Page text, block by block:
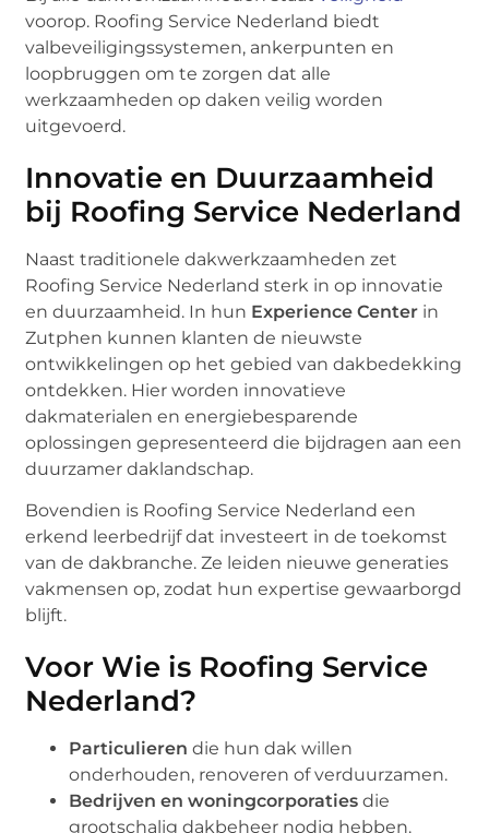
voorop. Roofing Service Nederland biedt
valbeveiligingssystemen, ankerpunten en
loopbruggen om te zorgen dat alle
werkzaamheden op daken veilig worden
uitgevoerd.
Innovatie en Duurzaamheid
bij Roofing Service Nederland
Naast traditionele dakwerkzaamheden zet
Roofing Service Nederland sterk in op innovatie
en duurzaamheid. In hun Experience Center in
Zutphen kunnen klanten de nieuwste
ontwikkelingen op het gebied van dakbedekking
ontdekken. Hier worden innovatieve
dakmaterialen en energiebesparende
oplossingen gepresenteerd die bijdragen aan een
duurzamer daklandschap.
Bovendien is Roofing Service Nederland een
erkend leerbedrijf dat investeert in de toekomst
van de dakbranche. Ze leiden nieuwe generaties
vakmensen op, zodat hun expertise gewaarborgd
blijft.
Voor Wie is Roofing Service
Nederland?
Particulieren die hun dak willen
onderhouden, renoveren of verduurzamen.
Bedrijven en woningcorporaties die
grootschalig dakbeheer nodig hebben.